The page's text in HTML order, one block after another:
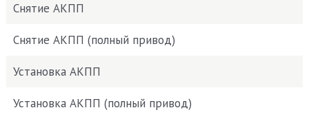
Снятие АКПП
Снятие АКПП (полный привод)
Установка АКПП
Установка АКПП (полный привод)